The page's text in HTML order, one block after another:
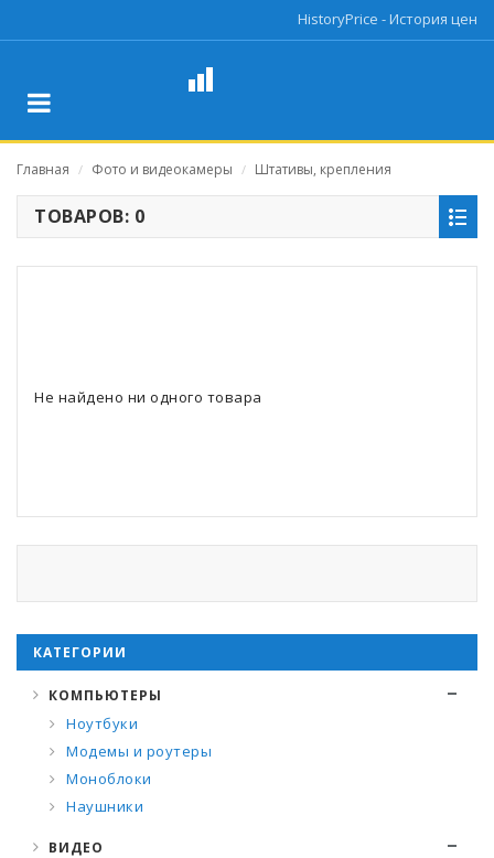
HistoryPrice - История цен
Главная / Фото и видеокамеры / Штативы, крепления
ТОВАРОВ: 0
Не найдено ни одного товара
КАТЕГОРИИ
КОМПЬЮТЕРЫ
Ноутбуки
Модемы и роутеры
Моноблоки
Наушники
ВИДЕО